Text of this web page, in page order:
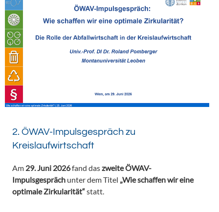
2. ÖWAV-Impulsgespräch zu
Kreislaufwirtschaft
Am 29. Juni 2026fand daszweite ÖWAV-
Impulsgespräch unter dem Titel „Wie schaffen wir eine
optimale Zirkularität“statt.